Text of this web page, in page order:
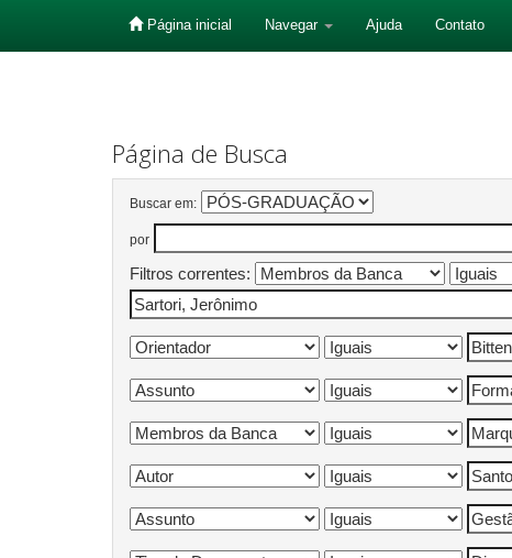
Página inicial Navegar Ajuda Contato
Página de Busca
Buscar em:
por
Filtros correntes: